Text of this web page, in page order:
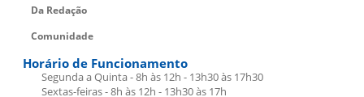
Da Redação
Comunidade
Horário de Funcionamento
Segunda a Quinta - 8h às 12h - 13h30 às 17h30
Sextas-feiras - 8h às 12h - 13h30 às 17h